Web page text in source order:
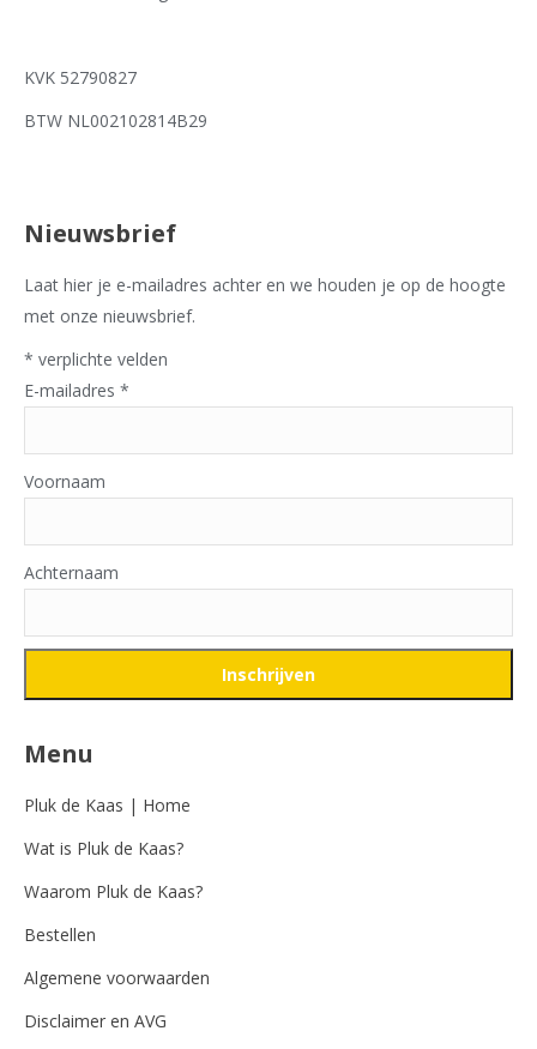
KVK 52790827
BTW NL002102814B29
Nieuwsbrief
Laat hier je e-mailadres achter en we houden je op de hoogte
met onze nieuwsbrief.
* verplichte velden
E-mailadres *
Voornaam
Achternaam
Menu
Pluk de Kaas | Home
Wat is Pluk de Kaas?
Waarom Pluk de Kaas?
Bestellen
Algemene voorwaarden
Disclaimer en AVG